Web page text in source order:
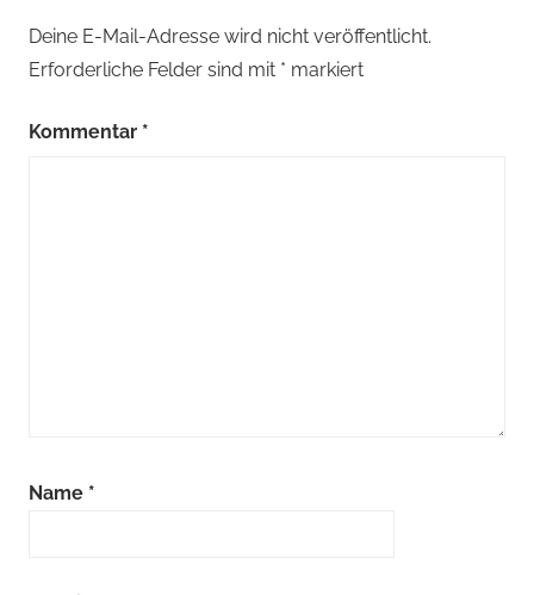
Deine E-Mail-Adresse wird nicht veröffentlicht.
Erforderliche Felder sind mit * markiert
Kommentar *
Name *